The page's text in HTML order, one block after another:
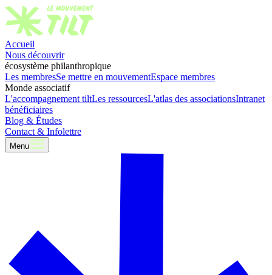
Accueil
Nous découvrir
écosystème philanthropique
Les membresSe mettre en mouvementEspace membres
Monde associatif
L'accompagnement tiltLes ressourcesL'atlas des associationsIntranet
bénéficiaires
Blog & Études
Contact & Infolettre
Menu